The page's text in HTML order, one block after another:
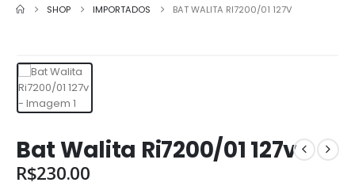
SHOP IMPORTADOS BAT WALITA RI7200/01 127V
Bat Walita Ri7200/01 127v
R$230.00